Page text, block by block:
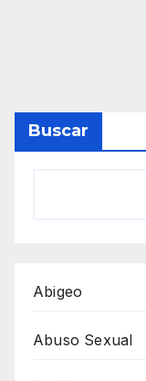
Buscar
Abigeo
Abuso Sexual